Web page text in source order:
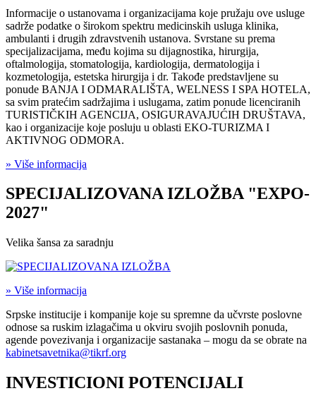
Informacije o ustanovama i organizacijama koje pružaju ove usluge
sadrže podatke o širokom spektru medicinskih usluga klinika,
ambulanti i drugih zdravstvenih ustanova. Svrstane su prema
specijalizacijama, među kojima su dijagnostika, hirurgija,
oftalmologija, stomatologija, kardiologija, dermatologija i
kozmetologija, estetska hirurgija i dr. Takođe predstavljene su
ponude BANJA I ODMARALIŠTA, WELNESS I SPA HOTELA,
sa svim pratećim sadržajima i uslugama, zatim ponude licenciranih
TURISTIČKIH AGENCIJA, OSIGURAVAJUĆIH DRUŠTAVA,
kao i organizacije koje posluju u oblasti EKO-TURIZMA I
AKTIVNOG ODMORA.
» Više informacija
SPECIJALIZOVANA IZLOŽBA "EXPO-
2027"
Velika šansa za saradnju
» Više informacija
Srpske institucije i kompanije koje su spremne da učvrste poslovne
odnose sa ruskim izlagačima u okviru svojih poslovnih ponuda,
agende povezivanja i organizacije sastanaka – mogu da se obrate na
kabinetsavetnika@tikrf.org
INVESTICIONI POTENCIJALI